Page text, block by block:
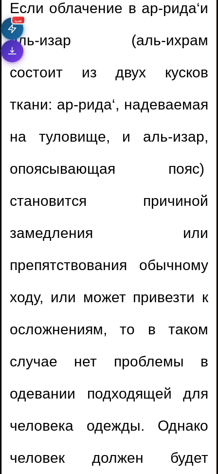
جديد
Если облачение в ар-рида‘и
аль-изар (аль-ихрам
состоит из двух кусков
ткани: ар-рида‘, надеваемая
на туловище, и аль-изар,
опоясывающая пояс)
становится причиной
замедления или
препятствования обычному
ходу, или может привезти к
осложнениям, то в таком
случае нет проблемы в
одевании подходящей для
человека одежды. Однако
человек должен будет